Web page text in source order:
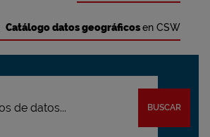
Catálogo datos geográficosen CSW
BUSCAR